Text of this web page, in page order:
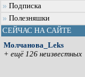
Подписка
Полезняшки
СЕЙЧАС НА САЙТЕ
Молчанова_Leks
+ ещё 126 неизвестных